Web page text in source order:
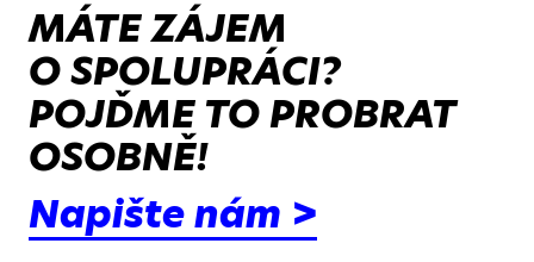
MÁTE ZÁJEM
O SPOLUPRÁCI?
POJĎME TO PROBRAT
OSOBNĚ!
Napište nám >